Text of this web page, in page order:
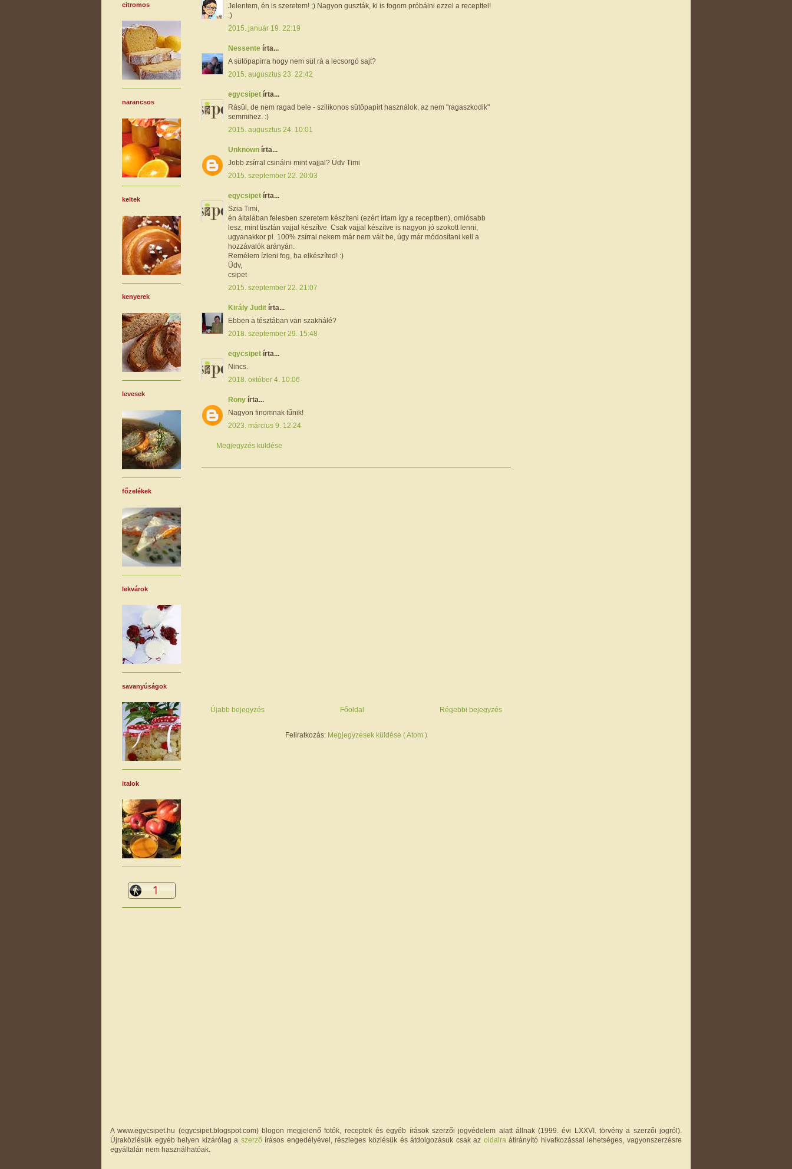
Jelentem, én is szeretem! ;) Nagyon guszták, ki is fogom próbálni ezzel a recepttel!
:)
2015. január 19. 22:19
Nessente írta...
A sütőpapírra hogy nem sül rá a lecsorgó sajt?
2015. augusztus 23. 22:42
egycsipet írta...
Rásül, de nem ragad bele - szilikonos sütőpapírt használok, az nem "ragaszkodik"
semmihez. :)
2015. augusztus 24. 10:01
Unknown írta...
Jobb zsírral csinálni mint vajjal? Üdv Timi
2015. szeptember 22. 20:03
egycsipet írta...
Szia Timi,
én általában felesben szeretem készíteni (ezért írtam így a receptben), omlósabb
lesz, mint tisztán vajjal készítve. Csak vajjal készítve is nagyon jó szokott lenni,
ugyanakkor pl. 100% zsírral nekem már nem vált be, úgy már módosítani kell a
hozzávalók arányán.
Remélem ízleni fog, ha elkészíted! :)
Üdv,
csipet
2015. szeptember 22. 21:07
Király Judit írta...
Ebben a tésztában van szakhálé?
2018. szeptember 29. 15:48
egycsipet írta...
Nincs.
2018. október 4. 10:06
Rony írta...
Nagyon finomnak tűnik!
2023. március 9. 12:24
Megjegyzés küldése
Újabb bejegyzés Régebbi bejegyzés
Főoldal
Feliratkozás: Megjegyzések küldése ( Atom )
citromos
narancsos
keltek
kenyerek
levesek
főzelékek
lekvárok
savanyúságok
italok
A www.egycsipet.hu (egycsipet.blogspot.com) blogon megjelenő fotók, receptek és egyéb írások szerzői jogvédelem alatt állnak (1999. évi LXXVI. törvény a szerzői jogról).
Újraközlésük egyéb helyen kizárólag a szerző írásos engedélyével, részleges közlésük és átdolgozásuk csak az oldalraátirányító hivatkozással lehetséges, vagyonszerzésre
egyáltalán nem használhatóak.